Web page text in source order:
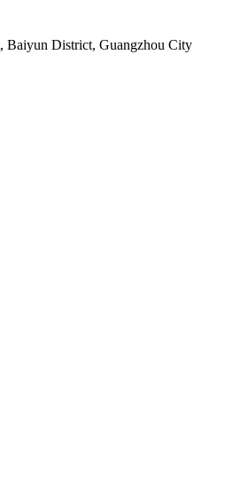
Baiyun District, Guangzhou City